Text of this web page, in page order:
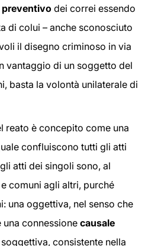
preventivo dei correi essendo
di colui – anche sconosciuto
il disegno criminoso in via
vantaggio di un soggetto del
basta la volontà unilaterale di
reato è concepito come una
confluiscono tutti gli atti
atti dei singoli sono, al
comuni agli altri, purché
una oggettiva, nel senso che
connessione causale
consistente nella